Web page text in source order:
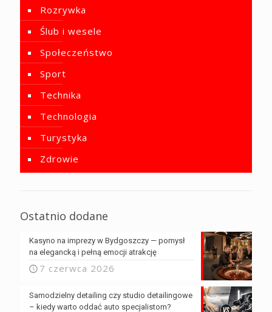
Rozrywka
Ślub i wesele
Społeczeństwo
Sport
Technika
Technologia
Turystyka
Zdrowie
Ostatnio dodane
Kasyno na imprezy w Bydgoszczy — pomysł
na elegancką i pełną emocji atrakcję
7 czerwca 2026
Samodzielny detailing czy studio detailingowe
– kiedy warto oddać auto specjalistom?